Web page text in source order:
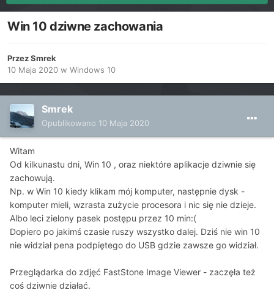
Win 10 dziwne zachowania
PrzezSmrek
10 Maja 2020 w Windows 10
Smrek
Opublikowano 10 Maja 2020
Witam
Od kilkunastu dni, Win 10 , oraz niektóre aplikacje dziwnie się
zachowują.
Np. w Win 10 kiedy klikam mój komputer, następnie dysk -
komputer mieli, wzrasta zużycie procesora i nic się nie dzieje.
Albo leci zielony pasek postępu przez 10 min:(
Dopiero po jakimś czasie ruszy wszystko dalej. Dziś nie win 10
nie widział pena podpiętego do USB gdzie zawsze go widział.
Przeglądarka do zdjęć FastStone Image Viewer - zaczęła też
coś dziwnie działać.